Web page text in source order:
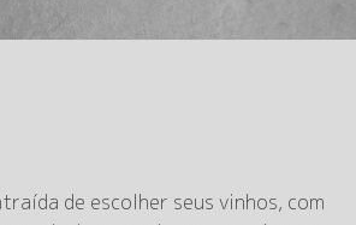
de escolher seus vinhos, com